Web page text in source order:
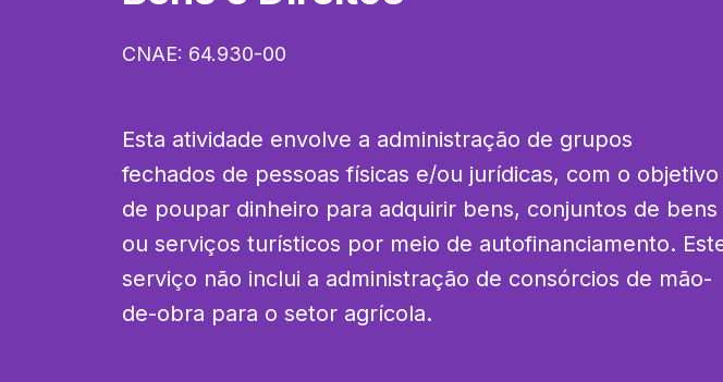
CNAE: 64.930-00
Esta atividade envolve a administração de grupos
fechados de pessoas físicas e/ou jurídicas, com o objetivo
de poupar dinheiro para adquirir bens, conjuntos de bens
ou serviços turísticos por meio de autofinanciamento.
serviço não inclui a administração de consórcios de mão-
de-obra para o setor agrícola.